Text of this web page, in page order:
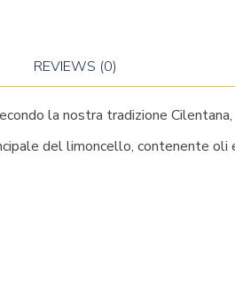
REVIEWS (0)
la nostra tradizione
del limoncello, contenente